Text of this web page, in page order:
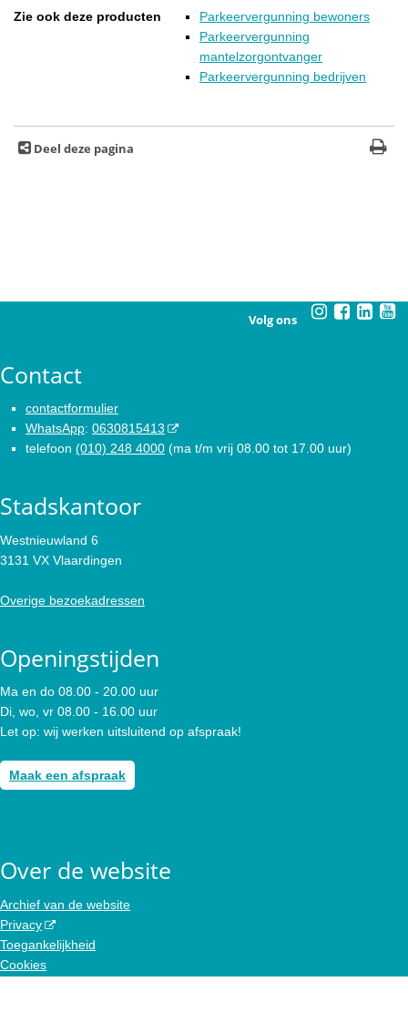
Zie ook deze producten
Parkeervergunning bewoners
Parkeervergunning
mantelzorgontvanger
Parkeervergunning bedrijven
Deel deze pagina
Volg ons
Contact
contactformulier
WhatsApp: 0630815413
telefoon (010) 248 4000 (ma t/m vrij 08.00 tot 17.00 uur)
Stadskantoor
Westnieuwland 6
3131 VX Vlaardingen
Overige bezoekadressen
Openingstijden
Ma en do 08.00 - 20.00 uur
Di, wo, vr 08.00 - 16.00 uur
Let op: wij werken uitsluitend op afspraak!
Maak een afspraak
Over de website
Archief van de website
Privacy
Toegankelijkheid
Cookies